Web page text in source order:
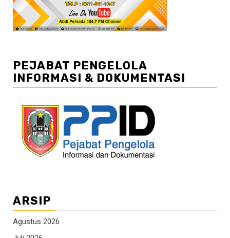
PEJABAT PENGELOLA
INFORMASI & DOKUMENTASI
ARSIP
Agustus 2026